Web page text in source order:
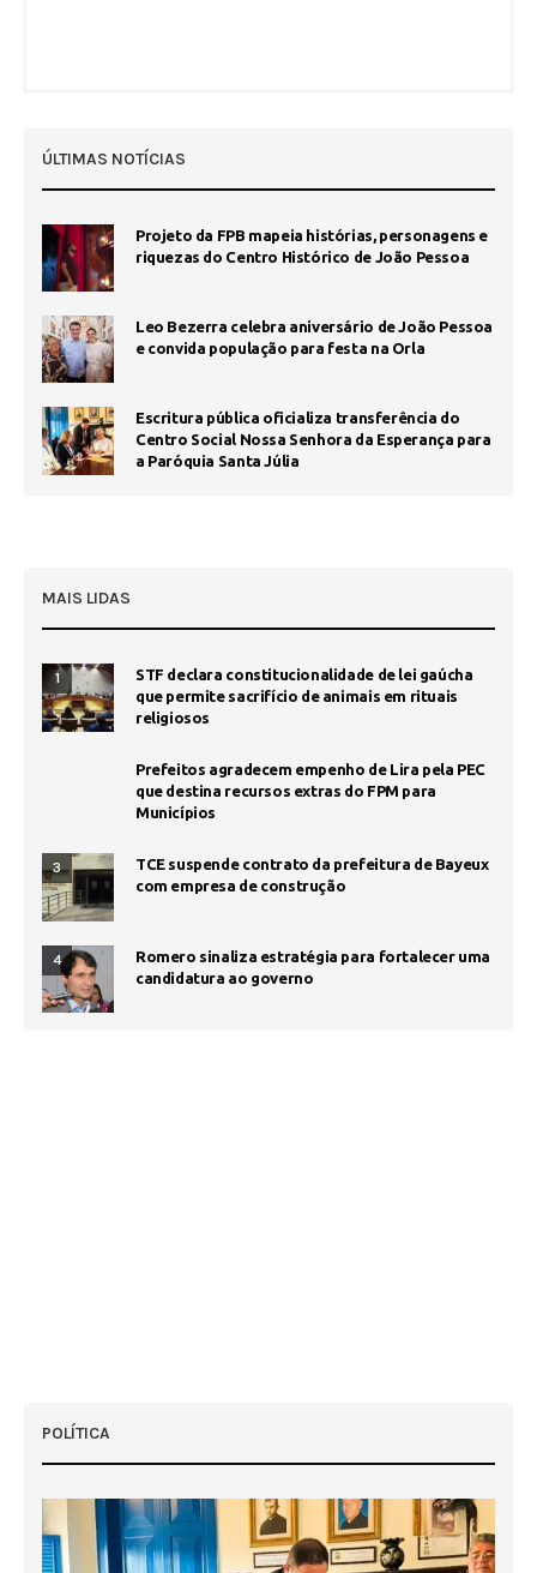
ÚLTIMAS NOTÍCIAS
Projeto da FPB mapeia histórias, personagens e
riquezas do Centro Histórico de João Pessoa
Leo Bezerra celebra aniversário de João Pessoa
e convida população para festa na Orla
Escritura pública oficializa transferência do
Centro Social Nossa Senhora da Esperança para
a Paróquia Santa Júlia
MAIS LIDAS
1
STF declara constitucionalidade de lei gaúcha
que permite sacrifício de animais em rituais
religiosos
Prefeitos agradecem empenho de Lira pela PEC
que destina recursos extras do FPM para
Municípios
3
TCE suspende contrato da prefeitura de Bayeux
com empresa de construção
4
Romero sinaliza estratégia para fortalecer uma
candidatura ao governo
POLÍTICA